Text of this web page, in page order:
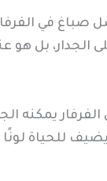
في
الجدار، بل
يمكنه
يضيف للحياة